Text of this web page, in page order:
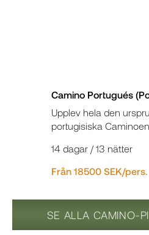
Camino Portugués
Upplev hela den
portugisiska
14 dagar / 13 nätter
Från 18500 SEK/pers.
SE ALLA CAMINO-